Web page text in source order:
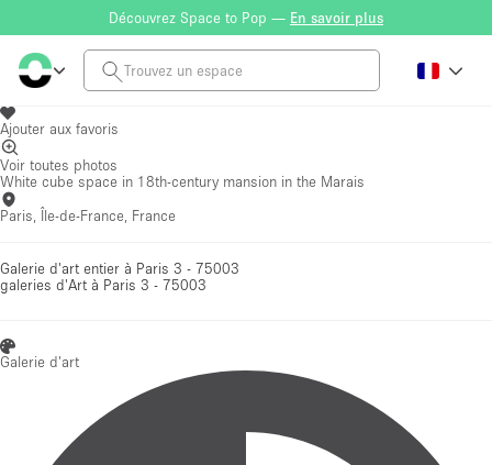
Découvrez Space to Pop — En savoir plus
Ajouter aux favoris
Voir toutes photos
White cube space in 18th-century mansion in the Marais
Paris, Île-de-France, France
Galerie d'art entier à Paris 3 - 75003
galeries d'Art à Paris 3 - 75003
Galerie d'art